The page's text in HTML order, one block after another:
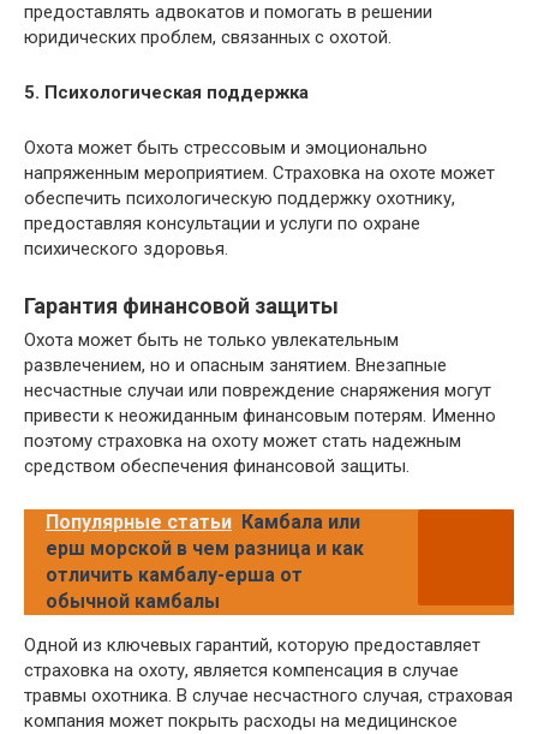
предоставлять адвокатов и помогать в решении
юридических проблем, связанных с охотой.
5. Психологическая поддержка
Охота может быть стрессовым и эмоционально
напряженным мероприятием. Страховка на охоте может
обеспечить психологическую поддержку охотнику,
предоставляя консультации и услуги по охране
психического здоровья.
Гарантия финансовой защиты
Охота может быть не только увлекательным
развлечением, но и опасным занятием. Внезапные
несчастные случаи или повреждение снаряжения могут
привести к неожиданным финансовым потерям. Именно
поэтому страховка на охоту может стать надежным
средством обеспечения финансовой защиты.
Популярные статьи Камбала или
ерш морской в чем разница и как
отличить камбалу-ерша от
обычной камбалы
Одной из ключевых гарантий, которую предоставляет
страховка на охоту, является компенсация в случае
травмы охотника. В случае несчастного случая, страховая
компания может покрыть расходы на медицинское